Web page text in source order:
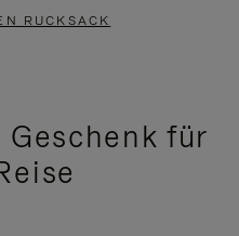
RUCKSACK
für